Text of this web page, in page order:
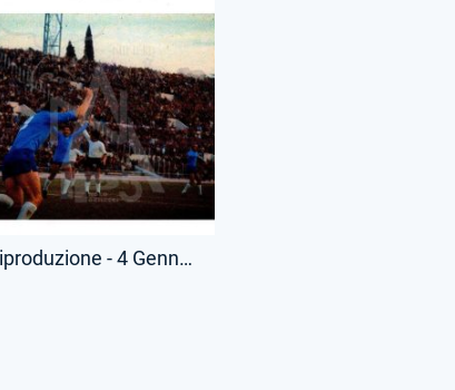
Riproduzione - 4 Gennaio 1976 - Campionato Serie A - Lazio-Cesena